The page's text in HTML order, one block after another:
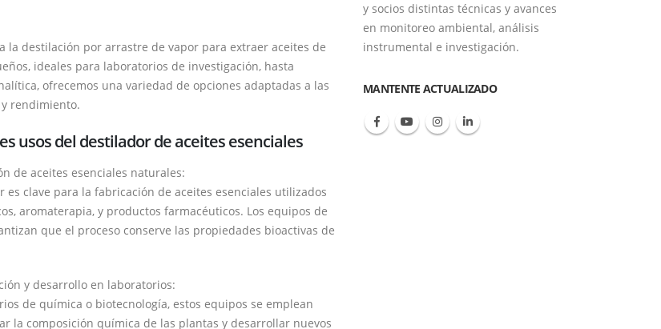
destilación por arrastre de vapor para extraer aceites de
ideales para laboratorios de investigación, hasta
ofrecemos una variedad de opciones adaptadas a las
rendimiento.
usos del destilador de aceites esenciales
de aceites esenciales naturales:
es clave para la fabricación de aceites esenciales utilizados
aromaterapia, y productos farmacéuticos. Los equipos de
que el proceso conserve las propiedades bioactivas de
y desarrollo en laboratorios:
de química o biotecnología, estos equipos se emplean
la composición química de las plantas y desarrollar nuevos
y socios distintas técnicas y avances
en monitoreo ambiental, análisis
instrumental e investigación.
MANTENTE ACTUALIZADO